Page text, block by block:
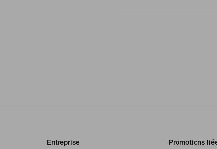
Entreprise Promotions